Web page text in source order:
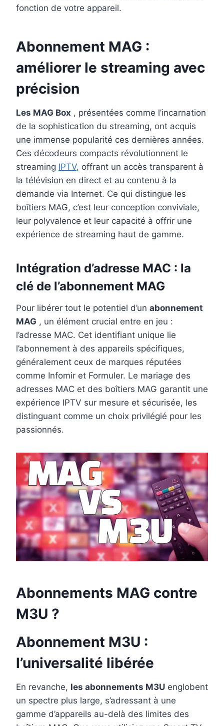
fonction de votre appareil.
Abonnement MAG :
améliorer le streaming avec
précision
Les MAG Box , présentées comme l’incarnation
de la sophistication du streaming, ont acquis
une immense popularité ces dernières années.
Ces décodeurs compacts révolutionnent le
streaming IPTV, offrant un accès transparent à
la télévision en direct et au contenu à la
demande via Internet. Ce qui distingue les
boîtiers MAG, c’est leur conception conviviale,
leur polyvalence et leur capacité à offrir une
expérience de streaming haut de gamme.
Intégration d’adresse MAC : la
clé de l’abonnement MAG
Pour libérer tout le potentiel d’un abonnement
MAG , un élément crucial entre en jeu :
l’adresse MAC. Cet identifiant unique lie
l’abonnement à des appareils spécifiques,
généralement ceux de marques réputées
comme Infomir et Formuler. Le mariage des
adresses MAC et des boîtiers MAG garantit une
expérience IPTV sur mesure et sécurisée, les
distinguant comme un choix privilégié pour les
passionnés.
Abonnements MAG contre
M3U ?
Abonnement M3U :
l’universalité libérée
En revanche, les abonnements M3U englobent
un spectre plus large, s’adressant à une
gamme d’appareils au-delà des limites des